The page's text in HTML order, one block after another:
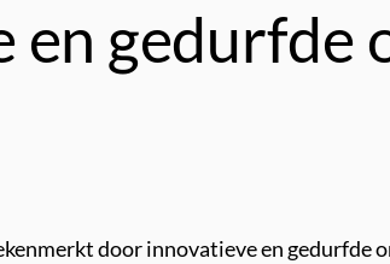
en gedurfde
door innovatieve en gedurfde